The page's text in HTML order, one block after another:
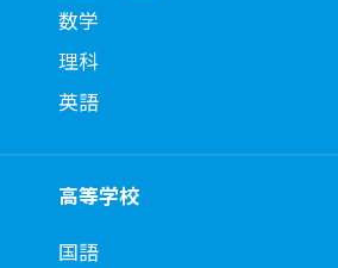
数学
理科
英語
高等学校
国語